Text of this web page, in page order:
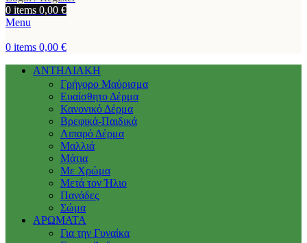
0 items 0,00 €
Menu
0 items 0,00 €
ΑΝΤΗΛΙΑΚΗ
Γρήγορο Μαύρισμα
Ευαίσθητο Δέρμα
Κανονικό Δέρμα
Βρεφικά-Παιδικά
Λιπαρό Δέρμα
Μαλλιά
Μάτια
Με Χρώμα
Μετά τον Ήλιο
Πανάδες
Σώμα
ΑΡΩΜΑΤΑ
Για την Γυναίκα